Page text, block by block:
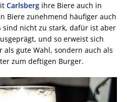
Carlsberg ihre Biere auch in
Biere zunehmend häufiger auch
sind nicht zu stark, dafür ist aber
und so erweist sich
gute Wahl, sondern auch als
zum deftigen Burger.